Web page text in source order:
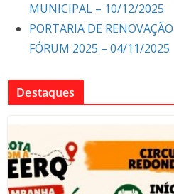
MUNICIPAL – 10/12/2025
PORTARIA DE
FÓRUM 2025 – 04/11/2025
Destaques